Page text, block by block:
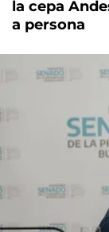
la cepa
a persona